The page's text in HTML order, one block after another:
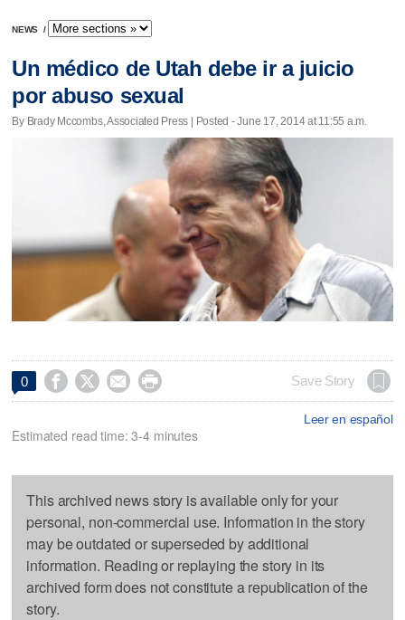
NEWS /
Un médico de Utah debe ir a juicio
por abuso sexual
By Brady Mccombs, Associated Press | Posted - June 17, 2014 at 11:55 a.m.
0     Save Story
Leer en español
Estimated read time: 3-4 minutes
This archived news story is available only for your
personal, non-commercial use. Information in the story
may be outdated or superseded by additional
information. Reading or replaying the story in its
archived form does not constitute a republication of the
story.